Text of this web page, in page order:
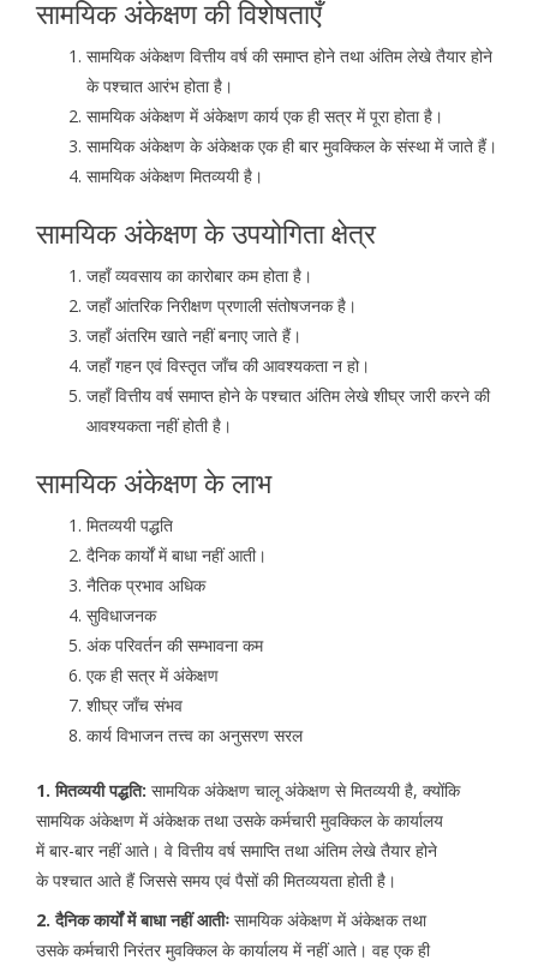
सामयिक अंकेक्षण की विशेषताएँ
सामयिक अंकेक्षण वित्तीय वर्ष की समाप्त होने तथा अंतिम लेखे तैयार होने
के पश्चात आरंभ होता है।
सामयिक अंकेक्षण में अंकेक्षण कार्य एक ही सत्र में पूरा होता है।
सामयिक अंकेक्षण के अंकेक्षक एक ही बार मुवक्किल के संस्था में जाते हैं।
सामयिक अंकेक्षण मितव्ययी है।
सामयिक अंकेक्षण के उपयोगिता क्षेत्र
जहाँ व्यवसाय का कारोबार कम होता है।
जहाँ आंतरिक निरीक्षण प्रणाली संतोषजनक है।
जहाँ अंतरिम खाते नहीं बनाए जाते हैं।
जहाँ गहन एवं विस्तृत जाँच की आवश्यकता न हो।
जहाँ वित्तीय वर्ष समाप्त होने के पश्चात अंतिम लेखे शीघ्र जारी करने की
आवश्यकता नहीं होती है।
सामयिक अंकेक्षण के लाभ
मितव्ययी पद्धति
दैनिक कार्यों में बाधा नहीं आती।
नैतिक प्रभाव अधिक
सुविधाजनक
अंक परिवर्तन की सम्भावना कम
एक ही सत्र में अंकेक्षण
शीघ्र जाँच संभव
कार्य विभाजन तत्त्व का अनुसरण सरल
1. मितव्ययी पद्धति: सामयिक अंकेक्षण चालू अंकेक्षण से मितव्ययी है, क्योंकि
सामयिक अंकेक्षण में अंकेक्षक तथा उसके कर्मचारी मुवक्किल के कार्यालय
में बार-बार नहीं आते। वे वित्तीय वर्ष समाप्ति तथा अंतिम लेखे तैयार होने
के पश्चात आते हैं जिससे समय एवं पैसों की मितव्ययता होती है।
2. दैनिक कार्यों में बाधा नहीं आतीः सामयिक अंकेक्षण में अंकेक्षक तथा
उसके कर्मचारी निरंतर मुवक्किल के कार्यालय में नहीं आते। वह एक ही